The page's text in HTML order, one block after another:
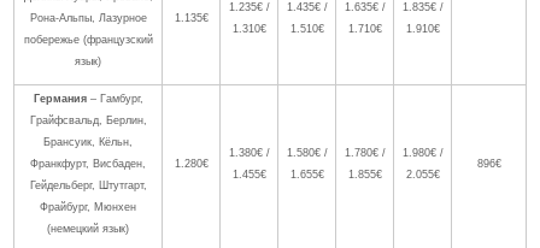
Рона-Альпы, Лазурное
побережье (французский
язык)
1.135€
1.235€ /
1.310€
1.435€ /
1.510€
1.635€ /
1.710€
1.835€ /
1.910€
Германия – Гамбург,
Грайфсвальд, Берлин,
Брансуик, Кёльн,
Франкфурт, Висбаден,
Гейдельберг, Штутгарт,
Фрайбург, Мюнхен
(немецкий язык)
1.280€
1.380€ /
1.455€
1.580€ /
1.655€
1.780€ /
1.855€
1.980€ /
2.055€
896€